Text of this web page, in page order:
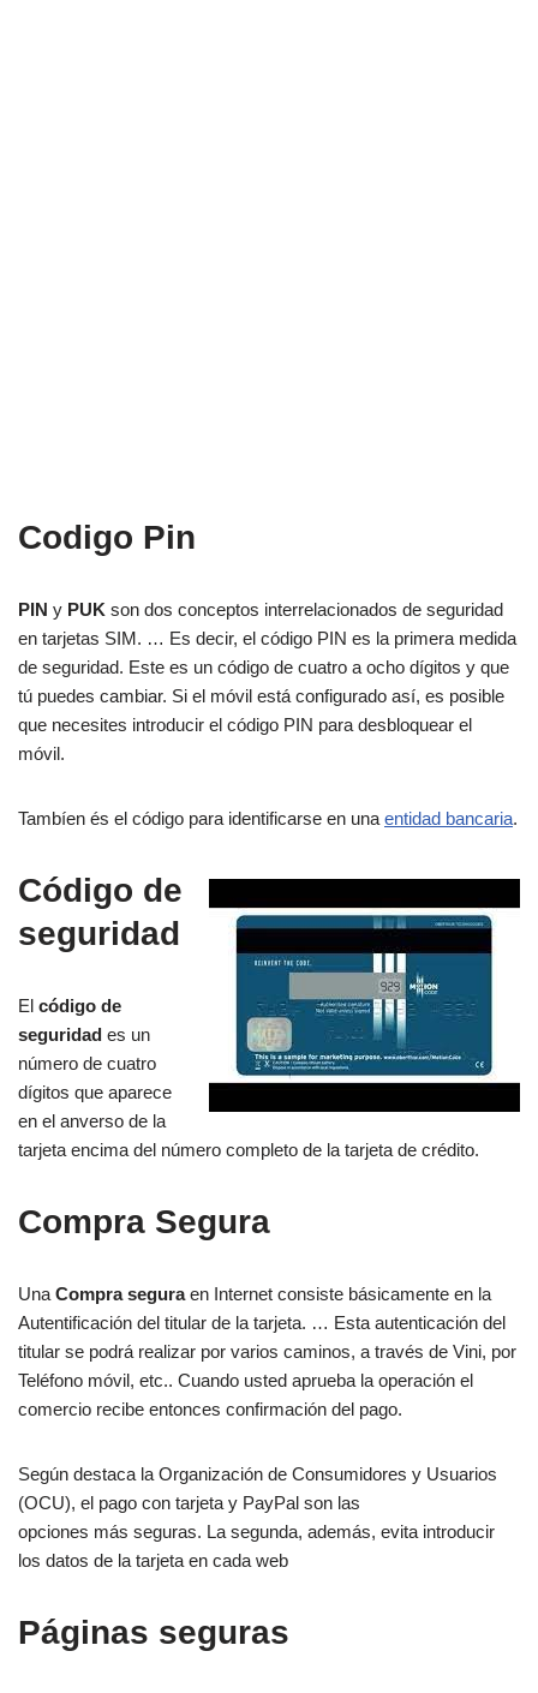
Codigo Pin
PIN y PUK son dos conceptos interrelacionados de seguridad
en tarjetas SIM. … Es decir, el código PIN es la primera medida
de seguridad. Este es un código de cuatro a ocho dígitos y que
tú puedes cambiar. Si el móvil está configurado así, es posible
que necesites introducir el código PIN para desbloquear el
móvil.
Tambíen és el código para identificarse en una entidad bancaria.
Código de
seguridad
El código de
seguridad es un
número de cuatro
dígitos que aparece
en el anverso de la
tarjeta encima del número completo de la tarjeta de crédito.
Compra Segura
Una Compra seguraen Internet consiste básicamente en la
Autentificación del titular de la tarjeta. … Esta autenticación del
titular se podrá realizar por varios caminos, a través de Vini, por
Teléfono móvil, etc.. Cuando usted aprueba la operación el
comercio recibe entonces confirmación del pago.
Según destaca la Organización de Consumidores y Usuarios
(OCU), el pago con tarjeta y PayPal son las
opciones más seguras. La segunda, además, evita introducir
los datos de la tarjeta en cada web
Páginas seguras